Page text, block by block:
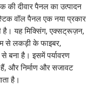
दीवार पैनल का उत्पादन
वॉल पैनल एक नया प्रकार
है। यह मिक्सिंग, एक्सट्रूज़न,
से लकड़ी के फाइबर,
बना है। इसमें पर्यावरण
और निर्माण और सजावट
है।